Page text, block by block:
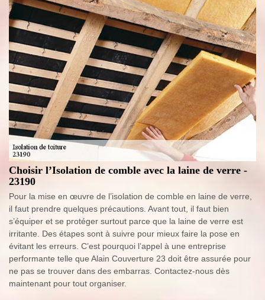
Choisir l’Isolation de comble avec la laine de verre -
23190
Pour la mise en œuvre de l’isolation de comble en laine de verre,
il faut prendre quelques précautions. Avant tout, il faut bien
s’équiper et se protéger surtout parce que la laine de verre est
irritante. Des étapes sont à suivre pour mieux faire la pose en
évitant les erreurs. C’est pourquoi l’appel à une entreprise
performante telle que Alain Couverture 23 doit être assurée pour
ne pas se trouver dans des embarras. Contactez-nous dès
maintenant pour tout organiser.